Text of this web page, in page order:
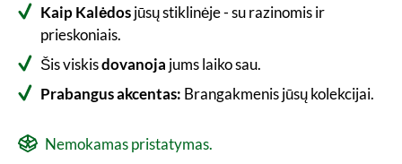
Kaip Kalėdosjūsų stiklinėje - su razinomis ir
prieskoniais.
Šis viskisdovanoja jums laiko sau.
Prabangus akcentas: Brangakmenis jūsų kolekcijai.
Nemokamas pristatymas.